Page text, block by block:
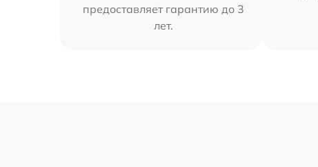
предоставляет гарантию до 3
лет.